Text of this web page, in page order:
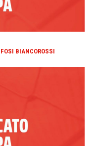
BIANCOROSSI